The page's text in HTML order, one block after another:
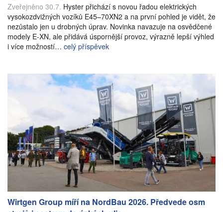
Zveřejněno 30.7. Hyster přichází s novou řadou elektrických
vysokozdvižných vozíků E45–70XN2 a na první pohled je vidět, že
nezůstalo jen u drobných úprav. Novinka navazuje na osvědčené
modely E-XN, ale přidává úspornější provoz, výrazně lepší výhled
i více možností… celý příspěvek
Wirtgen Group míří na NordBau 2026. Předvede osm